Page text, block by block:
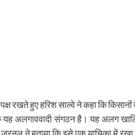
पक्ष रखते हुए हरिश साल्वे ने कहा कि
यह अलगाववादी संगठन है। यह अलग